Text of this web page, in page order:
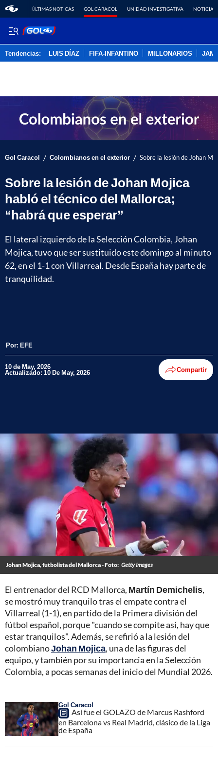
ÚLTIMAS NOTICAS GOL CARACOL UNIDAD INVESTIGATIVA NOTICIAS
Tendencias: LUIS DÍAZ FIFA-INFANTINO MILLONARIOS
Gol Caracol / Colombianos en el exterior / Sobre la lesión de Johan
Sobre la lesión de Johan Mojica
habló el técnico del Mallorca;
“habrá que esperar”
El lateral izquierdo de la Selección Colombia, Johan
Mojica, tuvo que ser sustituido este domingo al minuto
62, en el 1-1 con Villarreal. Desde España hay parte de
tranquilidad.
Por: EFE
10 de May, 2026
Actualizado: 10 De May, 2026 Compartir
Johan Mojica, futbolista del Mallorca - Foto: Getty Images
El entrenador del RCD Mallorca, Martín Demichelis,
se mostró muy tranquilo tras el empate contra el
Villarreal (1-1), en partido de la Primera división del
fútbol español, porque "cuando se compite así, hay que
estar tranquilos". Además, se refirió a la lesión del
colombianoJohan Mojica, una de las figuras del
equipo, y también por su importancia en la Selección
Colombia, a pocas semanas del inicio del Mundial 2026.
Gol Caracol
Así fue el GOLAZO de Marcus Rashford
en Barcelona vs Real Madrid, clásico de la Liga
de España